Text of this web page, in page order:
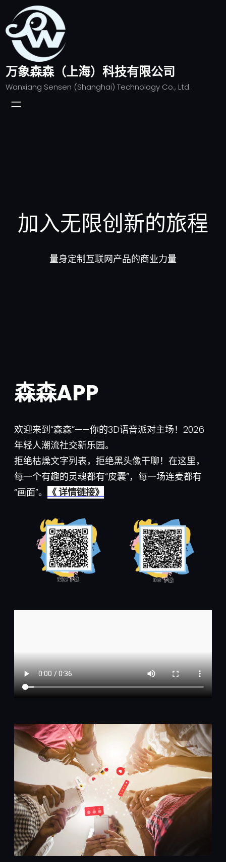
至
内
万象森森（上海）科技有限公司
Wanxiang Sensen (Shanghai) Technology Co., Ltd.
加入无限创新的旅程
量身定制互联网产品的商业力量
森森APP
欢迎来到“森森”——你的3D语音派对主场！2026
年轻人潮流社交新乐园。
拒绝枯燥文字列表，拒绝黑头像干聊！在这里，
每一个有趣的灵魂都有“皮囊”，每一场连麦都有
“画面”。
《 详情链接》